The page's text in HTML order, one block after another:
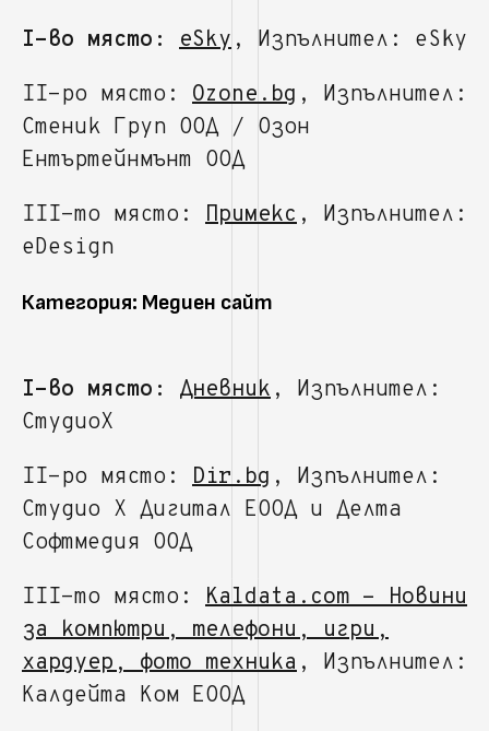
I-во място: eSky, Изпълнител: eSky
II-ро място: Ozone.bg , Изпълнител:
Стеник Груп ООД / Озон
Ентъртейнмънт ООД
III-то място: Примекс, Изпълнител:
eDesign
Категория: Медиен сайт
I-во място: Дневник, Изпълнител:
СтудиоХ
II-ро място: Dir.bg , Изпълнител:
Студио Х Дигитал ЕООД и Делта
Софтмедия ООД
III-то място: Kaldata.com - Новини
за компютри, телефони, игри,
хардуер, фото техника, Изпълнител:
Калдейта Ком ЕООД